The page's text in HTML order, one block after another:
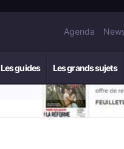
Agenda
Les guides Les grands sujets